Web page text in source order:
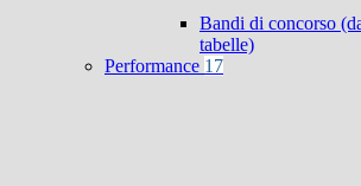
Bandi di concorso
tabelle)
Performance 17